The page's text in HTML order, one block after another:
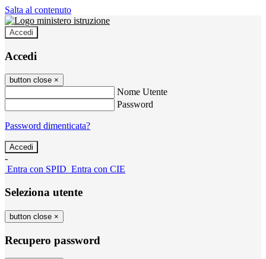
Salta al contenuto
Accedi
Accedi
button close ×
Nome Utente
Password
Password dimenticata?
-
Entra con SPID Entra con CIE
Seleziona utente
button close ×
Recupero password